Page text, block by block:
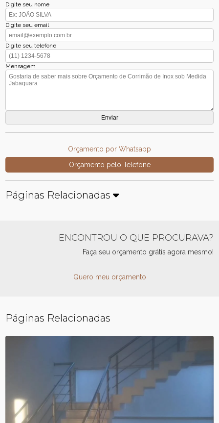
Digite seu nome
Digite seu email
Digite seu telefone
Mensagem
Orçamento por Whatsapp
Orçamento pelo Telefone
Páginas Relacionadas
ENCONTROU O QUE PROCURAVA?
Faça seu orçamento grátis agora mesmo!
Quero meu orçamento
Páginas Relacionadas